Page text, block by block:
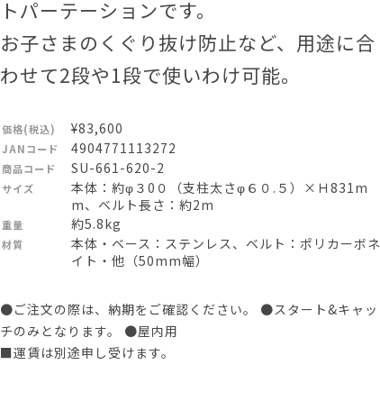
トパーテーションです。
お子さまのくぐり抜け防止など、用途に合
わせて2段や1段で使いわけ可能。
価格(税込) ¥83,600
JANコード 4904771113272
商品コード SU-661-620-2
サイズ
本体：約φ３0０（支柱太さφ６０.５）×Ｈ831m
m、ベルト長さ：約2m
重量 約5.8kg
材質
本体・ベース：ステンレス、ベルト：ポリカーボネ
イト・他（50mm幅）
●ご注文の際は、納期をご確認ください。 ●スタート&キャッ
チのみとなります。 ●屋内用
■運賃は別途申し受けます。